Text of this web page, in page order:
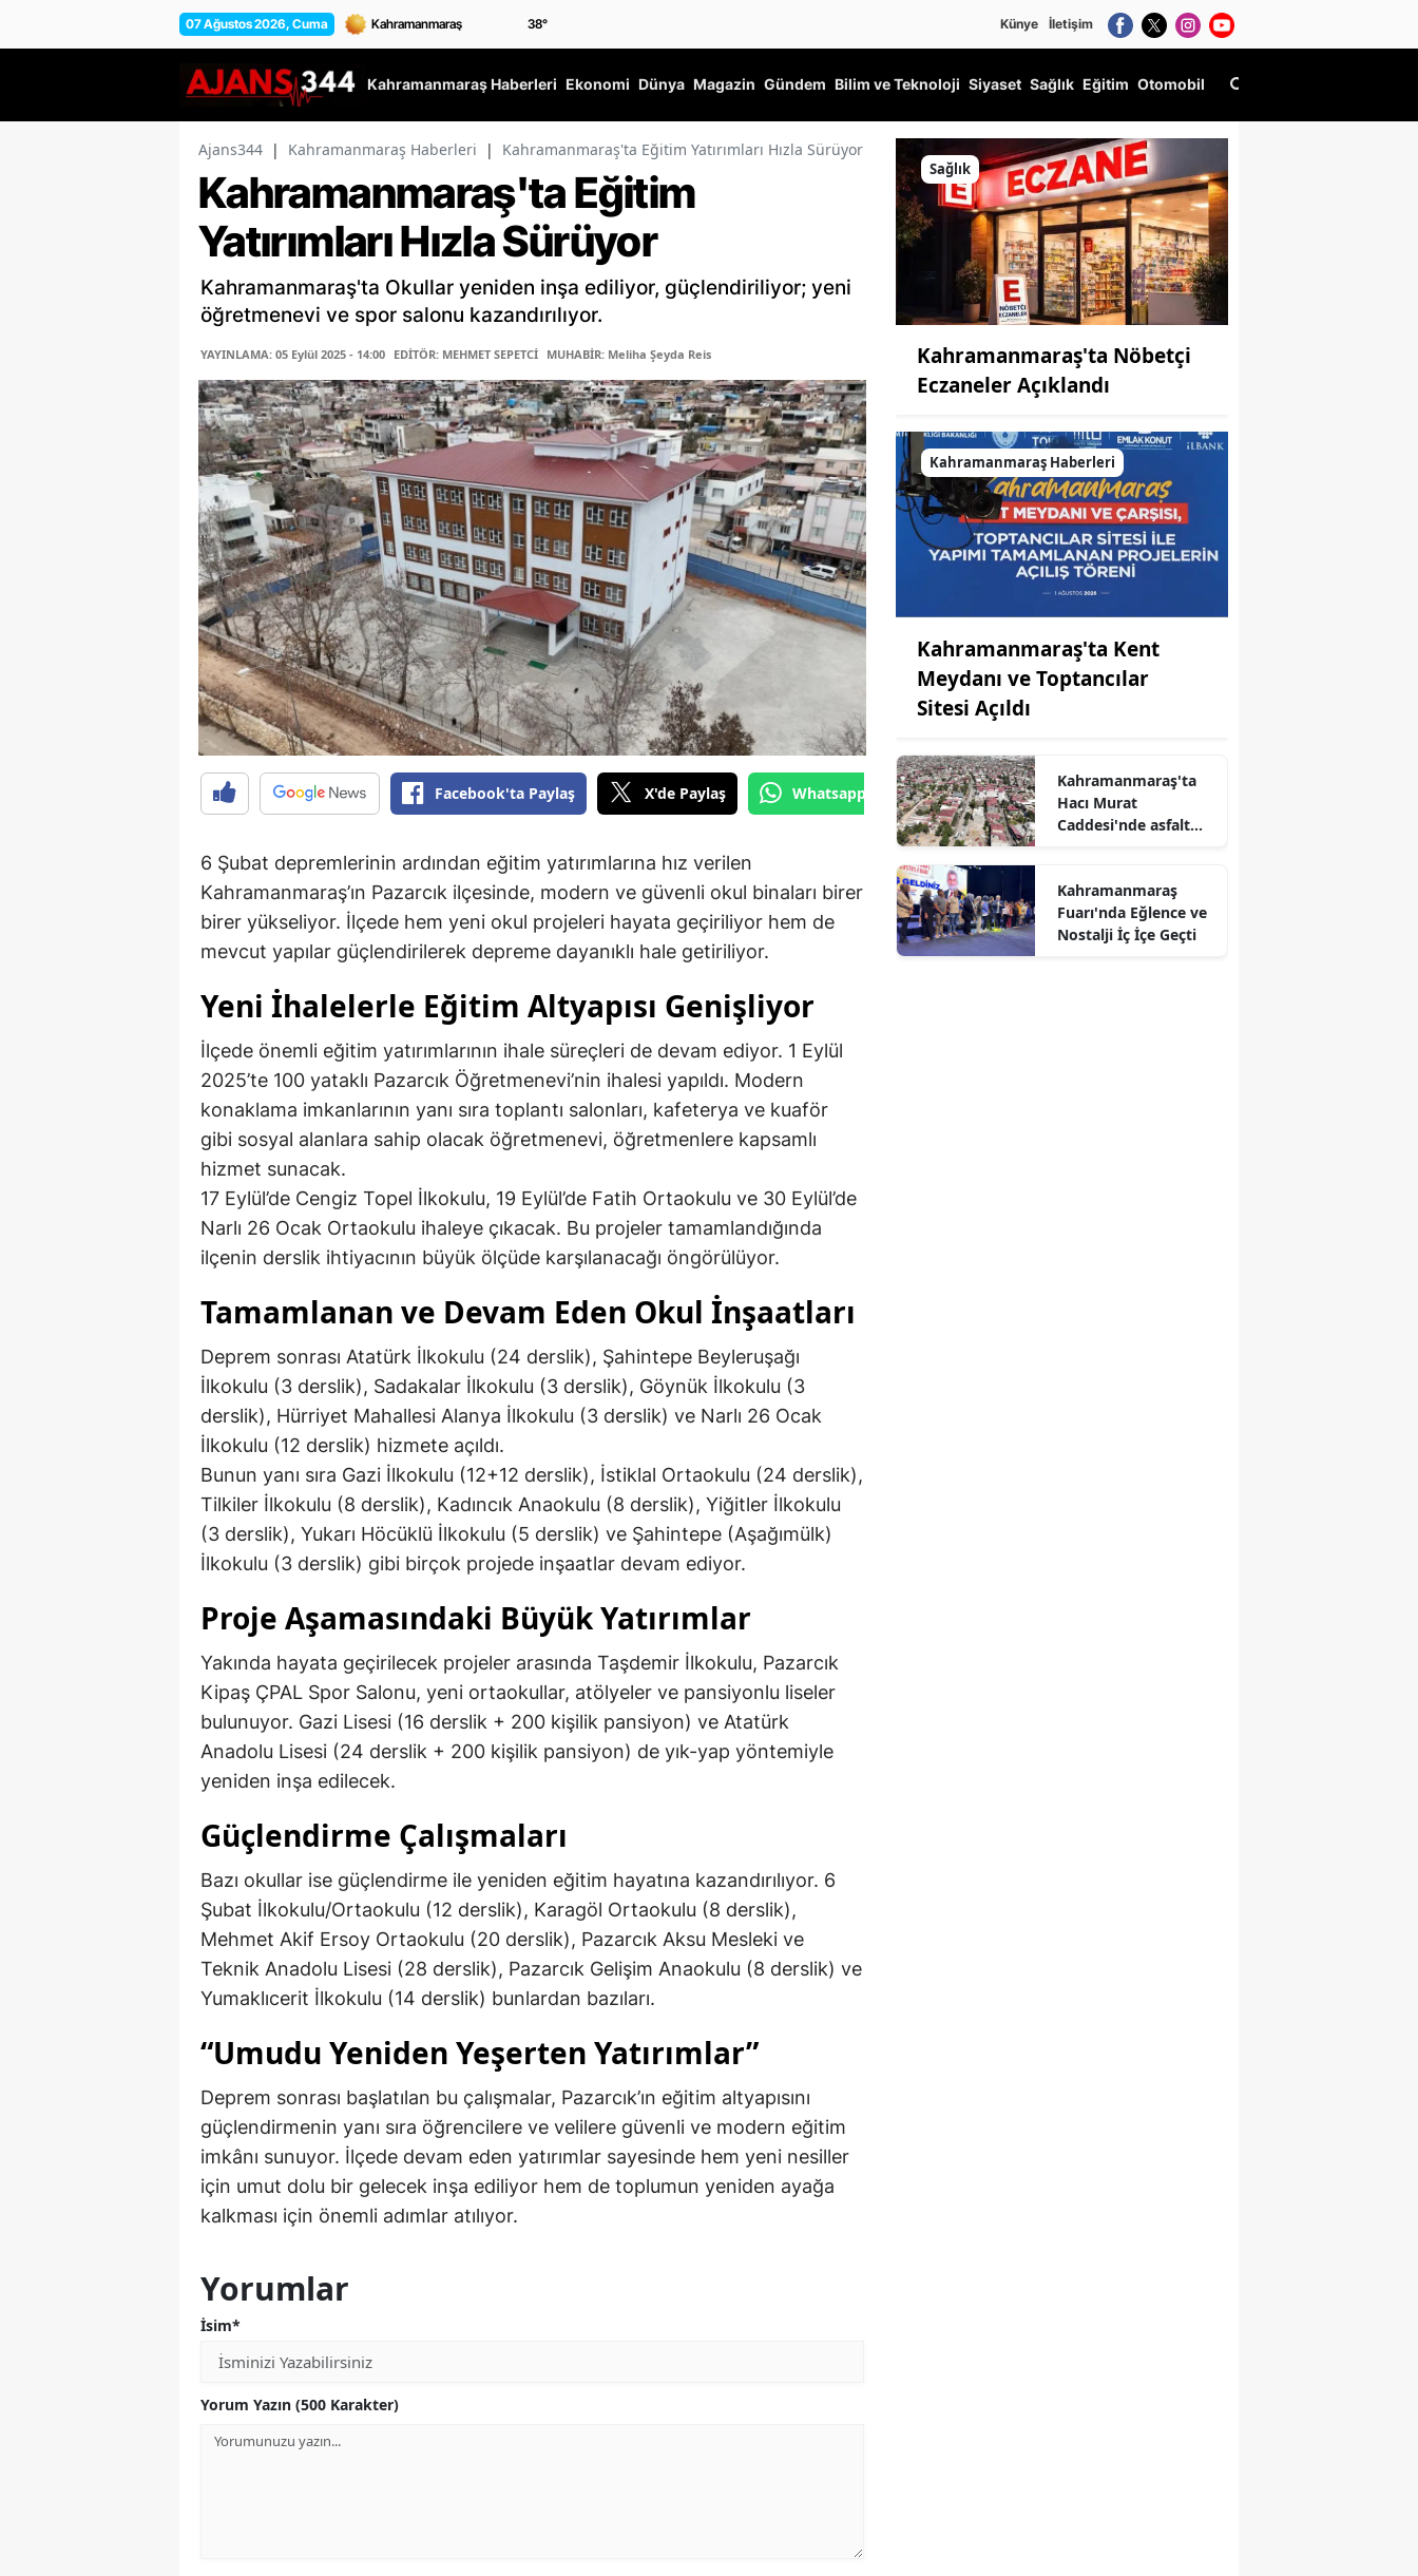
07 Ağustos 2026, Cuma 38° Künye İletişim
Kahramanmaraş Haberleri Ekonomi Dünya Magazin Gündem Bilim ve Teknoloji Siyaset Sağlık Eğitim Otomobil
Ajans344 | Kahramanmaraş Haberleri | Kahramanmaraş'ta Eğitim Yatırımları Hızla Sürüyor
Kahramanmaraş'ta Eğitim
Yatırımları Hızla Sürüyor
Kahramanmaraş'ta Okullar yeniden inşa ediliyor, güçlendiriliyor; yeni
öğretmenevi ve spor salonu kazandırılıyor.
YAYINLAMA: 05 Eylül 2025 - 14:00 EDİTÖR: MEHMET SEPETCİ MUHABİR: Meliha Şeyda Reis
Facebook'ta Paylaş X'de Paylaş Whatsapp'tan Gönder
6 Şubat depremlerinin ardından eğitim yatırımlarına hız verilen
Kahramanmaraş’ın Pazarcık ilçesinde, modern ve güvenli okul binaları birer
birer yükseliyor. İlçede hem yeni okul projeleri hayata geçiriliyor hem de
mevcut yapılar güçlendirilerek depreme dayanıklı hale getiriliyor.
Yeni İhalelerle Eğitim Altyapısı Genişliyor
İlçede önemli eğitim yatırımlarının ihale süreçleri de devam ediyor. 1 Eylül
2025’te 100 yataklı Pazarcık Öğretmenevi’nin ihalesi yapıldı. Modern
konaklama imkanlarının yanı sıra toplantı salonları, kafeterya ve kuaför
gibi sosyal alanlara sahip olacak öğretmenevi, öğretmenlere kapsamlı
hizmet sunacak.
17 Eylül’de Cengiz Topel İlkokulu, 19 Eylül’de Fatih Ortaokulu ve 30 Eylül’de
Narlı 26 Ocak Ortaokulu ihaleye çıkacak. Bu projeler tamamlandığında
ilçenin derslik ihtiyacının büyük ölçüde karşılanacağı öngörülüyor.
Tamamlanan ve Devam Eden Okul İnşaatları
Deprem sonrası Atatürk İlkokulu (24 derslik), Şahintepe Beyleruşağı
İlkokulu (3 derslik), Sadakalar İlkokulu (3 derslik), Göynük İlkokulu (3
derslik), Hürriyet Mahallesi Alanya İlkokulu (3 derslik) ve Narlı 26 Ocak
İlkokulu (12 derslik) hizmete açıldı.
Bunun yanı sıra Gazi İlkokulu (12+12 derslik), İstiklal Ortaokulu (24 derslik),
Tilkiler İlkokulu (8 derslik), Kadıncık Anaokulu (8 derslik), Yiğitler İlkokulu
(3 derslik), Yukarı Höcüklü İlkokulu (5 derslik) ve Şahintepe (Aşağımülk)
İlkokulu (3 derslik) gibi birçok projede inşaatlar devam ediyor.
Proje Aşamasındaki Büyük Yatırımlar
Yakında hayata geçirilecek projeler arasında Taşdemir İlkokulu, Pazarcık
Kipaş ÇPAL Spor Salonu, yeni ortaokullar, atölyeler ve pansiyonlu liseler
bulunuyor. Gazi Lisesi (16 derslik + 200 kişilik pansiyon) ve Atatürk
Anadolu Lisesi (24 derslik + 200 kişilik pansiyon) de yık-yap yöntemiyle
yeniden inşa edilecek.
Güçlendirme Çalışmaları
Bazı okullar ise güçlendirme ile yeniden eğitim hayatına kazandırılıyor. 6
Şubat İlkokulu/Ortaokulu (12 derslik), Karagöl Ortaokulu (8 derslik),
Mehmet Akif Ersoy Ortaokulu (20 derslik), Pazarcık Aksu Mesleki ve
Teknik Anadolu Lisesi (28 derslik), Pazarcık Gelişim Anaokulu (8 derslik) ve
Yumaklıcerit İlkokulu (14 derslik) bunlardan bazıları.
“Umudu Yeniden Yeşerten Yatırımlar”
Deprem sonrası başlatılan bu çalışmalar, Pazarcık’ın eğitim altyapısını
güçlendirmenin yanı sıra öğrencilere ve velilere güvenli ve modern eğitim
imkânı sunuyor. İlçede devam eden yatırımlar sayesinde hem yeni nesiller
için umut dolu bir gelecek inşa ediliyor hem de toplumun yeniden ayağa
kalkması için önemli adımlar atılıyor.
Yorumlar
İsim*
Yorum Yazın (500 Karakter)
Sağlık
Kahramanmaraş'ta Nöbetçi
Eczaneler Açıklandı
Kahramanmaraş Haberleri
Kahramanmaraş'ta Kent
Meydanı ve Toptancılar
Sitesi Açıldı
Kahramanmaraş'ta
Hacı Murat
Caddesi'nde asfalt
Kahramanmaraş
Fuarı'nda Eğlence ve
Nostalji İç İçe Geçti